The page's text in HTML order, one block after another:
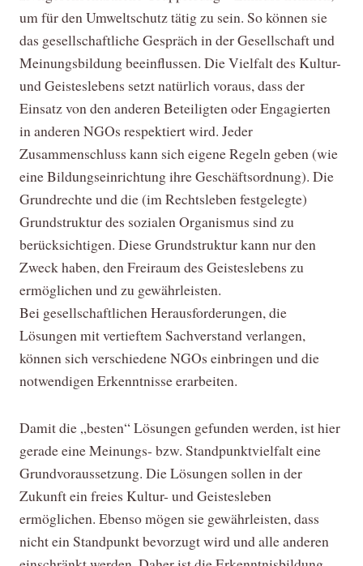
um für den Umweltschutz tätig zu sein. So können sie
das gesellschaftliche Gespräch in der Gesellschaft und
Meinungsbildung beeinflussen. Die Vielfalt des Kultur-
und Geisteslebens setzt natürlich voraus, dass der
Einsatz von den anderen Beteiligten oder Engagierten
in anderen NGOs respektiert wird. Jeder
Zusammenschluss kann sich eigene Regeln geben (wie
eine Bildungseinrichtung ihre Geschäftsordnung). Die
Grundrechte und die (im Rechtsleben festgelegte)
Grundstruktur des sozialen Organismus sind zu
berücksichtigen. Diese Grundstruktur kann nur den
Zweck haben, den Freiraum des Geisteslebens zu
ermöglichen und zu gewährleisten.
Bei gesellschaftlichen Herausforderungen, die
Lösungen mit vertieftem Sachverstand verlangen,
können sich verschiedene NGOs einbringen und die
notwendigen Erkenntnisse erarbeiten.
Damit die „besten“ Lösungen gefunden werden, ist hier
gerade eine Meinungs- bzw. Standpunktvielfalt eine
Grundvoraussetzung. Die Lösungen sollen in der
Zukunft ein freies Kultur- und Geistesleben
ermöglichen. Ebenso mögen sie gewährleisten, dass
nicht ein Standpunkt bevorzugt wird und alle anderen